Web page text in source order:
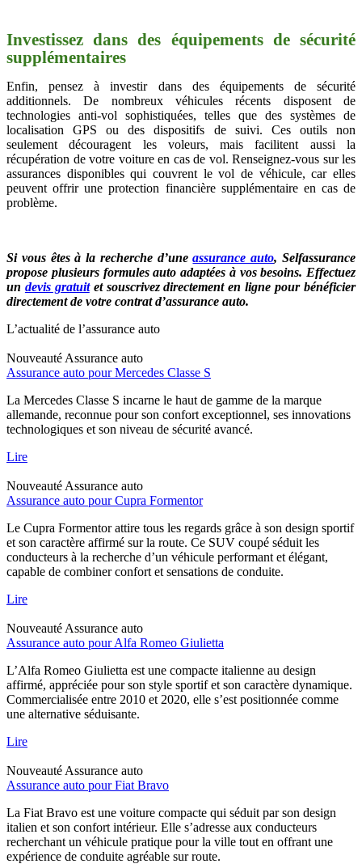
Investissez dans des équipements de sécurité
supplémentaires
Enfin, pensez à investir dans des équipements de sécurité
additionnels. De nombreux véhicules récents disposent de
technologies anti-vol sophistiquées, telles que des systèmes de
localisation GPS ou des dispositifs de suivi. Ces outils non
seulement découragent les voleurs, mais facilitent aussi la
récupération de votre voiture en cas de vol. Renseignez-vous sur les
assurances disponibles qui couvrent le vol de véhicule, car elles
peuvent offrir une protection financière supplémentaire en cas de
problème.
Si vous êtes à la recherche d’uneassurance auto, Selfassurance
propose plusieurs formules auto adaptées à vos besoins. Effectuez
un devis gratuitet souscrivez directement en ligne pour bénéficier
directement de votre contrat d’assurance auto.
L’actualité de l’assurance auto
Nouveauté Assurance auto
Assurance auto pour Mercedes Classe S
La Mercedes Classe S incarne le haut de gamme de la marque
allemande, reconnue pour son confort exceptionnel, ses innovations
technologiques et son niveau de sécurité avancé.
Lire
Nouveauté Assurance auto
Assurance auto pour Cupra Formentor
Le Cupra Formentor attire tous les regards grâce à son design sportif
et son caractère affirmé sur la route. Ce SUV coupé séduit les
conducteurs à la recherche d’un véhicule performant et élégant,
capable de combiner confort et sensations de conduite.
Lire
Nouveauté Assurance auto
Assurance auto pour Alfa Romeo Giulietta
L’Alfa Romeo Giulietta est une compacte italienne au design
affirmé, appréciée pour son style sportif et son caractère dynamique.
Commercialisée entre 2010 et 2020, elle s’est positionnée comme
une alternative séduisante.
Lire
Nouveauté Assurance auto
Assurance auto pour Fiat Bravo
La Fiat Bravo est une voiture compacte qui séduit par son design
italien et son confort intérieur. Elle s’adresse aux conducteurs
recherchant un véhicule pratique pour la ville tout en offrant une
expérience de conduite agréable sur route.